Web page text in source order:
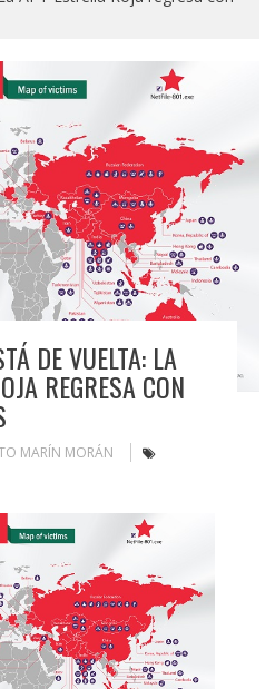
DE VUELTA: LA
REGRESA CON
MARÍN MORÁN